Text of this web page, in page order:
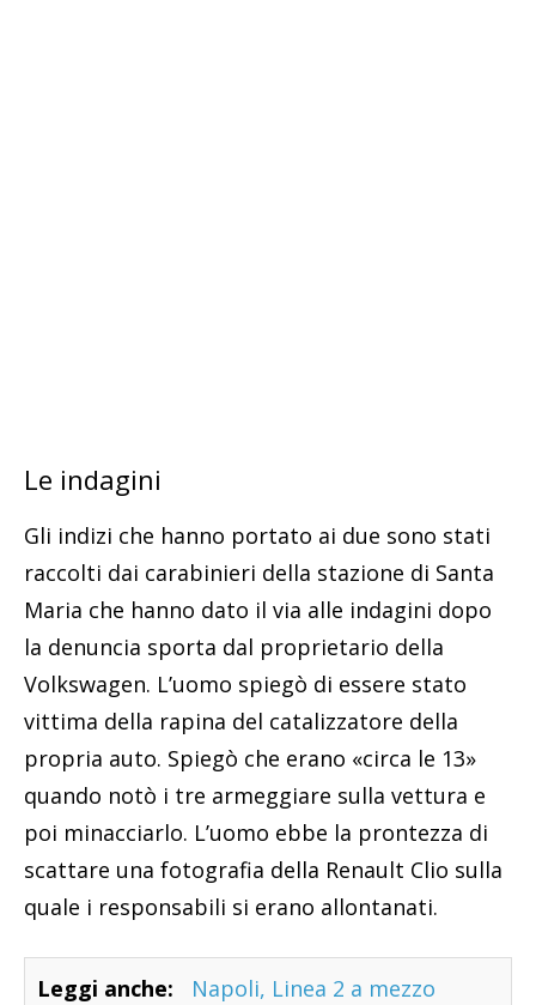
Le indagini
Gli indizi che hanno portato ai due sono stati
raccolti dai carabinieri della stazione di Santa
Maria che hanno dato il via alle indagini dopo
la denuncia sporta dal proprietario della
Volkswagen. L’uomo spiegò di essere stato
vittima della rapina del catalizzatore della
propria auto. Spiegò che erano «circa le 13»
quando notò i tre armeggiare sulla vettura e
poi minacciarlo. L’uomo ebbe la prontezza di
scattare una fotografia della Renault Clio sulla
quale i responsabili si erano allontanati.
Leggi anche:
Napoli, Linea 2 a mezzo